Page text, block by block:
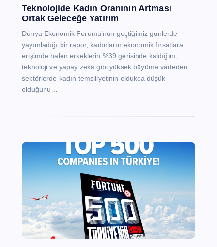
Teknolojide Kadın Oranının Artması
Ortak Geleceğe Yatırım
Dünya Ekonomik Forumu’nun geçtiğimiz günlerde
yayımladığı bir rapor, kadınların ekonomik fırsatlara
erişimde halen erkeklerin %39 gerisinde kaldığını,
teknoloji ve yapay zekâ gibi yüksek büyüme vadeden
sektörlerde kadın temsiliyetinin oldukça düşük
olduğunu…